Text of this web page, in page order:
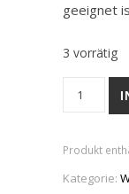
geeignet
3 vorrätig
Katia
Produkt
Kategorie: